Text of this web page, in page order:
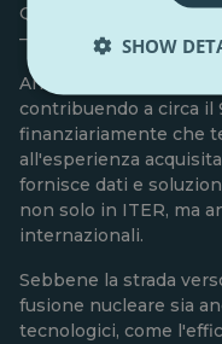
Quindi la Cina è
— ha affermato Bigot.
Anche la Cina svolge
contribuendo a circa il
finanziariamente che
all'esperienza
fornisce dati e
non solo in ITER, ma
internazionali.
Sebbene la strada
fusione nucleare sia
tecnologici, come
SHOW